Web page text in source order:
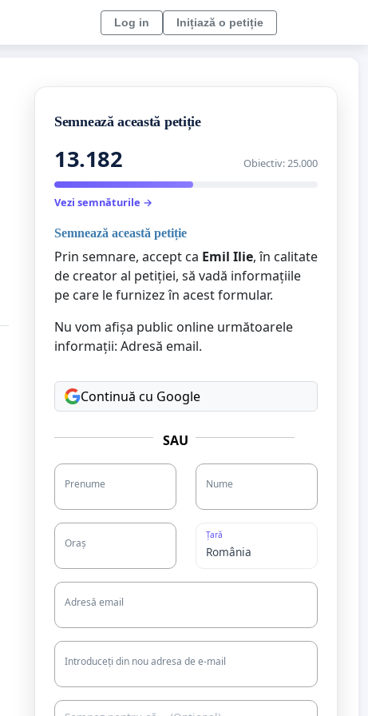
Log in Inițiază o petiție
Semnează această petiție
13.182 Obiectiv: 25.000
Vezi semnăturile →
Semnează această petiție
Prin semnare, accept ca Emil Ilie, în calitate
de creator al petiției, să vadă informațiile
pe care le furnizez în acest formular.
Nu vom afișa public online următoarele
informații: Adresă email.
Continuă cu Google
SAU
Prenume Nume
Oraș
Țară
Adresă email
Introduceți din nou adresa de e-mail